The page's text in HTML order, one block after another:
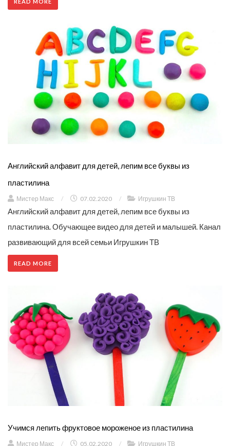
Английский алфавит для детей, лепим все буквы из
пластилина
Мистер Макс / 07.02.2020 / Игрушкин ТВ
Английский алфавит для детей, лепим все буквы из
пластилина. Обучающее видео для детей и малышей. Канал
развивающий для всей семьи Игрушкин ТВ
READ MORE
Учимся лепить фруктовое мороженое из пластилина
Мистер Макс / 05.02.2020 / Игрушкин ТВ